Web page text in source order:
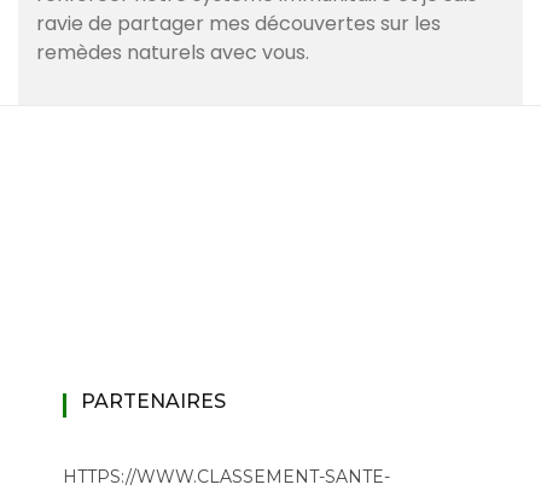
ravie de partager mes découvertes sur les
remèdes naturels avec vous.
PARTENAIRES
HTTPS://WWW.CLASSEMENT-SANTE-